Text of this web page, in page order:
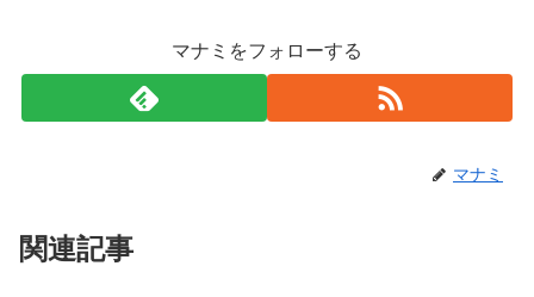
マナミをフォローする
マナミ
関連記事